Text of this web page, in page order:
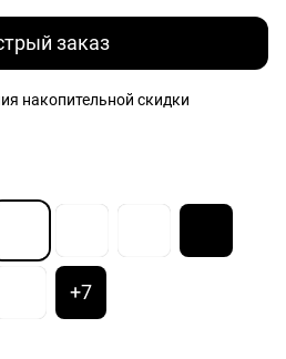
заказ
накопительной скидки
+7